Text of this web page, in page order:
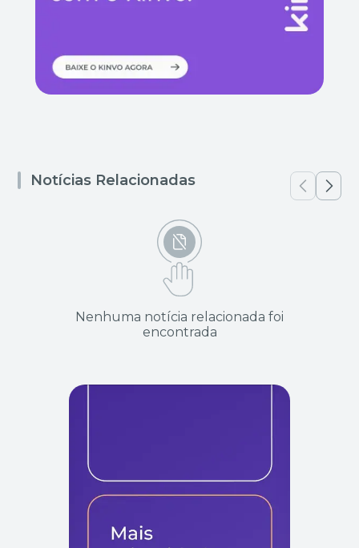
Notícias Relacionadas
Nenhuma notícia relacionada foi
encontrada